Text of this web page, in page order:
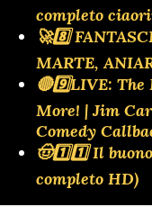
completo
🚀8️⃣
MARTE,
🔴9️⃣LIVE:
More! | Jim
Comedy
🤠1️⃣1️⃣ Il
completo HD)